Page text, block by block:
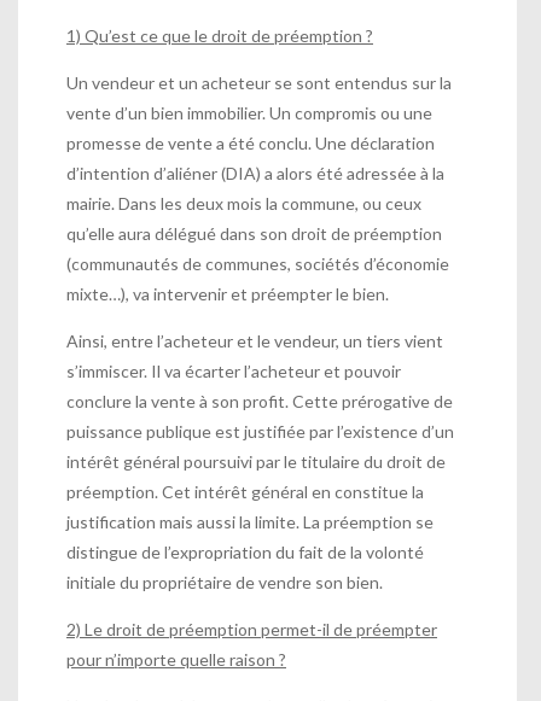
1) Qu’est ce que le droit de préemption ?
Un vendeur et un acheteur se sont entendus sur la
vente d’un bien immobilier. Un compromis ou une
promesse de vente a été conclu. Une déclaration
d’intention d’aliéner (DIA) a alors été adressée à la
mairie. Dans les deux mois la commune, ou ceux
qu’elle aura délégué dans son droit de préemption
(communautés de communes, sociétés d’économie
mixte…), va intervenir et préempter le bien.
Ainsi, entre l’acheteur et le vendeur, un tiers vient
s’immiscer. Il va écarter l’acheteur et pouvoir
conclure la vente à son profit. Cette prérogative de
puissance publique est justifiée par l’existence d’un
intérêt général poursuivi par le titulaire du droit de
préemption. Cet intérêt général en constitue la
justification mais aussi la limite. La préemption se
distingue de l’expropriation du fait de la volonté
initiale du propriétaire de vendre son bien.
2) Le droit de préemption permet-il de préempter
pour n’importe quelle raison ?